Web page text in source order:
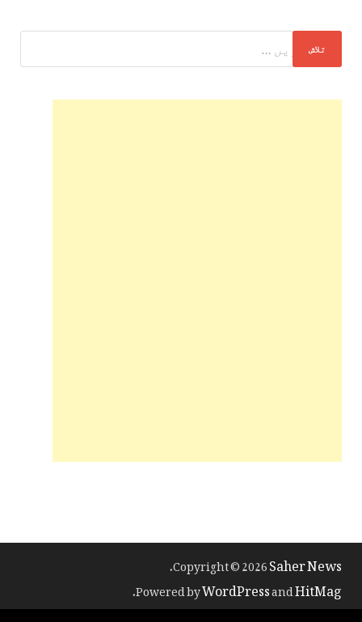
Copyright © 2026Saher News
.
Powered byWordPressandHitMag
.